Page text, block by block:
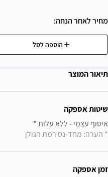
מחיר לאחר הנחה
הוספה לסל
תיאור המוצר
שיטות אספקה
איסוף עצמי - ללא עלות *
* הערה: מחד-נס רמת הגולן
זמן אספקה